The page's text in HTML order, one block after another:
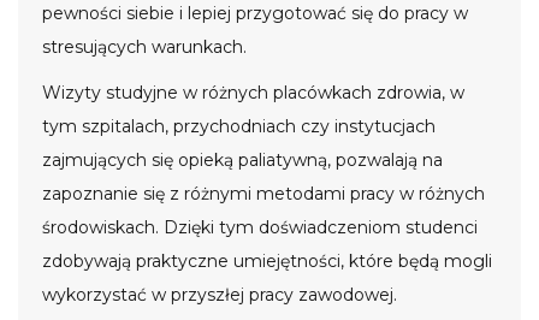
pewności siebie i lepiej przygotować się do pracy w
stresujących warunkach.
Wizyty studyjne w różnych placówkach zdrowia, w
tym szpitalach, przychodniach czy instytucjach
zajmujących się opieką paliatywną, pozwalają na
zapoznanie się z różnymi metodami pracy w różnych
środowiskach. Dzięki tym doświadczeniom studenci
zdobywają praktyczne umiejętności, które będą mogli
wykorzystać w przyszłej pracy zawodowej.